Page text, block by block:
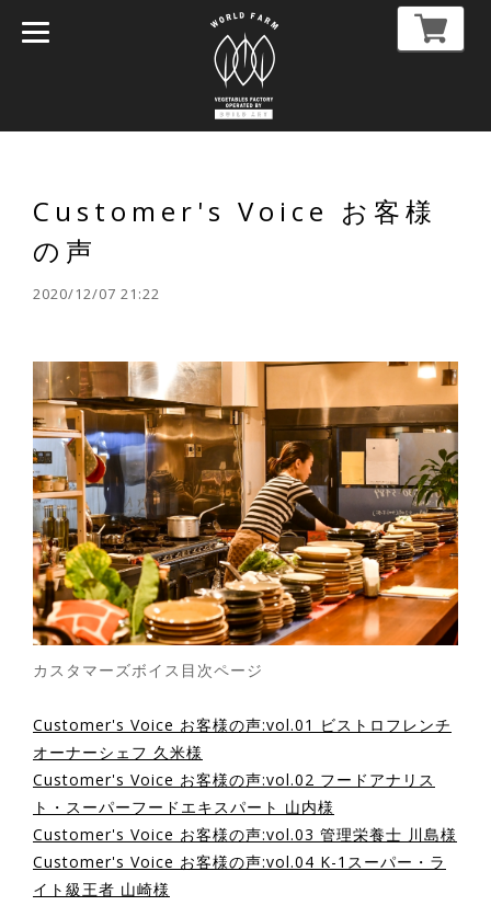
Customer's Voice お客様
の声
2020/12/07 21:22
カスタマーズボイス目次ページ
Customer's Voice お客様の声:vol.01 ビストロフレンチ
オーナーシェフ 久米様
Customer's Voice お客様の声:vol.02 フードアナリス
ト・スーパーフードエキスパート 山内様
Customer's Voice お客様の声:vol.03 管理栄養士 川島様
Customer's Voice お客様の声:vol.04 K-1スーパー・ラ
イト級王者 山崎様